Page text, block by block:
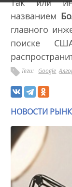
названием
главного
поиске
Теги: Google
НОВОСТИ